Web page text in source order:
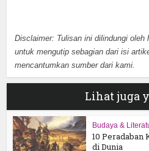
Disclaimer: Tulisan ini dilindungi oleh
untuk mengutip sebagian dari isi
mencantumkan sumber dari kami.
Lihat juga
Budaya &
10 Peradaban
di Dunia